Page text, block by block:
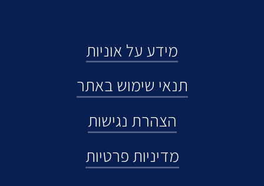
מידע על אוניות
תנאי שימוש באתר
הצהרת נגישות
מדיניות פרטיות